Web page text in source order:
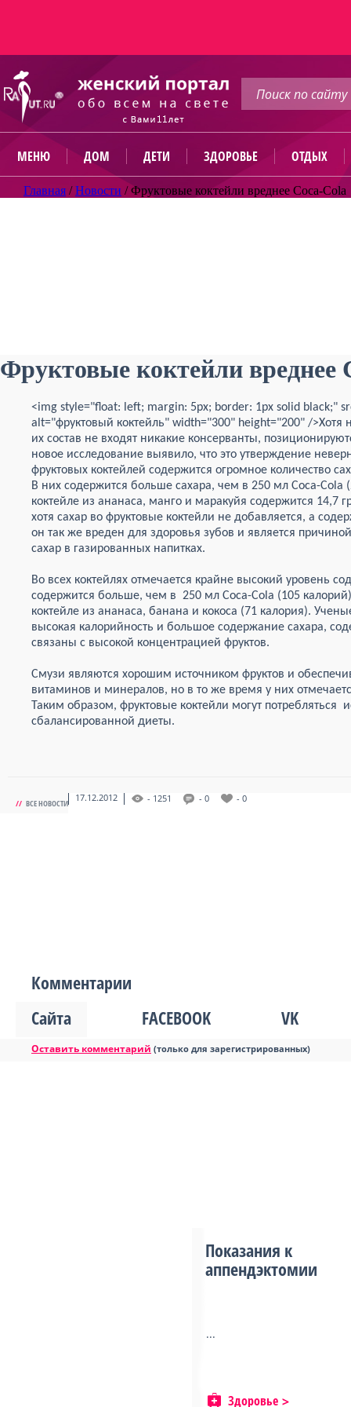
МЕНЮ ДОМ ДЕТИ ЗДОРОВЬЕ ОТДЫХ
Главная /Новости /Фруктовые коктейли вреднее Coca-Cola
Фруктовые коктейли вреднее
<img style="float: left; margin: 5px; border: 1px solid black;"
alt="фруктовый коктейль" width="300" height="200" />Хотя
их состав не входят никакие консерванты,
новое исследование выявило, что это утверждение
фруктовых коктейлей содержится огромное количество
В них содержится больше сахара, чем в 250 мл Coca-Cola
коктейле из ананаса, манго и маракуйя содержится 14,7
хотя сахар во фруктовые коктейли не добавляется, а
он так же вреден для здоровья зубов и является
сахар в газированных напитках.
Во всех коктейлях отмечается крайне высокий уровень
содержится больше, чем в 250 мл Coca-Cola (105
коктейле из ананаса, банана и кокоса (71 калория).
высокая калорийность и большое содержание сахара,
связаны с высокой концентрацией фруктов.
Смузи являются хорошим источником фруктов и
витаминов и минералов, но в то же время у них
Таким образом, фруктовые коктейли могут потребляться
сбалансированной диеты.
// ВСЕ НОВОСТИ 17.12.2012 - 1251 - 0 - 0
Комментарии
Сайта
FACEBOOK VK
Оставить комментарий (только для зарегистрированных)
Показания к
аппендэктомии
...
Здоровье